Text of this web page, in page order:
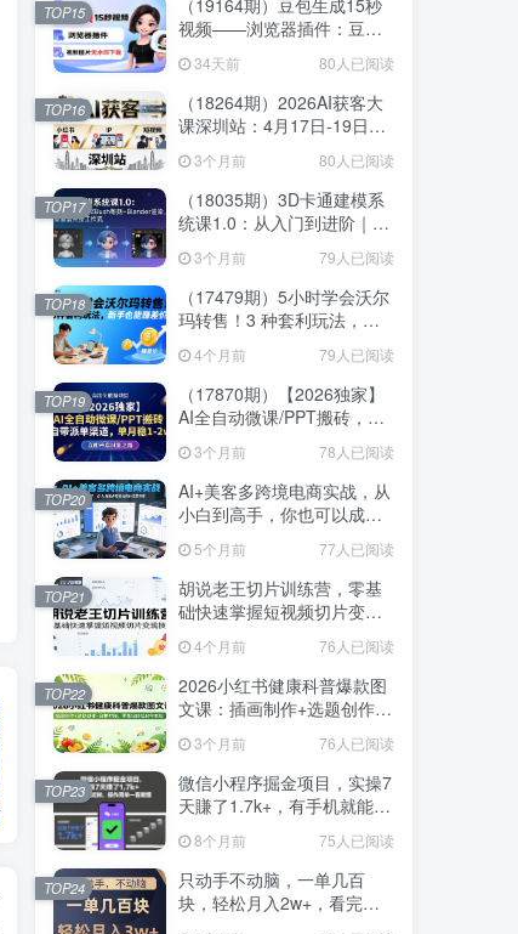
（17657期）AI原创虚拟资料实战课：2026新机会，小红书闲鱼开店，普通人用AI轻松变现，月入5万+ AI提效手册-豆包即梦剪映飞书扣子，5合1精讲实操指南，30+常见职场案例拿来即用
视频——浏览器插件：豆
+ 解锁15秒视频生成
34天前 80人已阅读
TOP15
（18264期）2026AI获客大
课深圳站：4月17日-19日3
频，老板操盘手必来
3个月前 80人已阅读
TOP16
（18035期）3D卡通建模系
统课1.0：从入门到进阶｜
10章覆盖完整工作流
3个月前 79人已阅读
TOP17
（17479期）5小时学会沃尔
玛转售！3 种套利玩法，新
4个月前 79人已阅读
TOP18
（17870期）【2026独家】
AI全自动微课/PPT搬砖，自
3个月前 78人已阅读
TOP19
AI+美客多跨境电商实战，从
小白到高手，你也可以成为
美客多跨境电商的运营专家
5个月前 77人已阅读
TOP20
胡说老王切片训练营，零基
础快速掌握短视频切片变现
技巧4个月前 76人已阅读
TOP21
2026小红书健康科普爆款图
文课：插画制作+选题创作
+品牌对接，零基础轻松起号
变现3个月前 76人已阅读
TOP22
微信小程序掘金项目，实操7
天賺了1.7k+，有手机就能
做，操作简单一看就懂【揭
秘】8个月前 75人已阅读
TOP23
只动手不动脑，一单几百
块，轻松月入2w+，看完就
TOP24